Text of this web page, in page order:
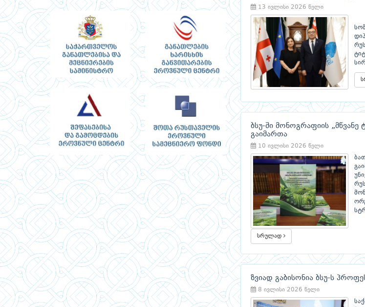
13 ივლისი 2026 წელი
ბსუ-ში მონოგრაფიის
გაიმართა
10 ივლისი 2026 წელი
სრულად
ზვიად გაბისონია ბსუ-ს
8 ივლისი 2026 წელი